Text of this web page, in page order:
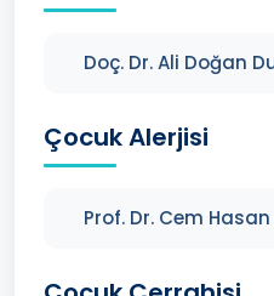
Doç. Dr. Ali Doğan
Çocuk Alerjisi
Prof. Dr. Cem Hasan